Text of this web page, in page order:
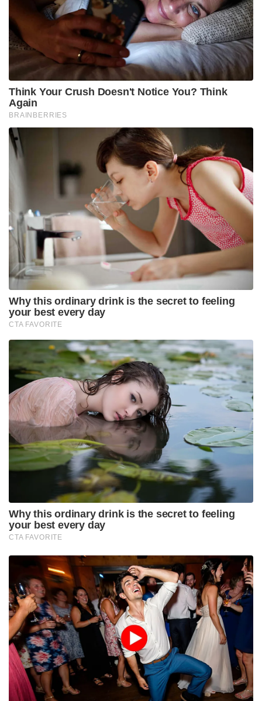
Think Your Crush Doesn't Notice You? Think
Again
BRAINBERRIES
Why this ordinary drink is the secret to feeling
your best every day
CTA FAVORITE
Why this ordinary drink is the secret to feeling
your best every day
CTA FAVORITE